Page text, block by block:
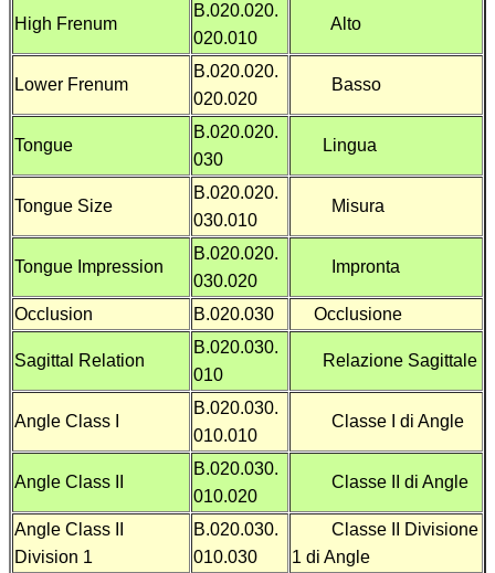
High Frenum
B.020.020.
020.010
Alto
Lower Frenum
B.020.020.
020.020
Basso
Tongue
B.020.020.
030
Lingua
Tongue Size
B.020.020.
030.010
Misura
Tongue Impression
B.020.020.
030.020
Impronta
Occlusion B.020.030 Occlusione
Sagittal Relation
B.020.030.
010
Relazione Sagittale
Angle Class I
B.020.030.
010.010
Classe I di Angle
Angle Class II
B.020.030.
010.020
Classe II di Angle
Angle Class II
Division 1
B.020.030.
010.030
Classe II Divisione
1 di Angle